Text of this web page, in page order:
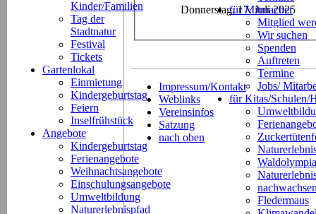
für Mitmacher
Mitglied
Wir suchen
Spenden
Auftreten
Termine
Jobs/
für Kitas/Schulen/
Fledermaus
Kinder/Familien
Tag der
Stadtnatur
Festival
Tickets
Gartenlokal
Einmietung
Kindergeburtstag
Feiern
Inselfrühstück
Angebote
Kindergeburtstag
Ferienangebote
Weihnachtsangebote
Einschulungsangebote
Umweltbildung
Naturerlebnispfad
Donnerstag, 17. Juli 2025
Impressum/Kontakt
Weblinks
Vereinsinfos
Satzung
nach oben